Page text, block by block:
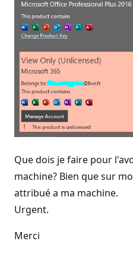
Que dois je faire pour
machine? Bien que sur
attribué a ma machine.
Urgent.
Merci